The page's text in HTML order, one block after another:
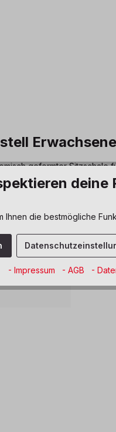
geformter Sitzschale
der Beinedeine
die bestmögliche
- Impressum - AGB -